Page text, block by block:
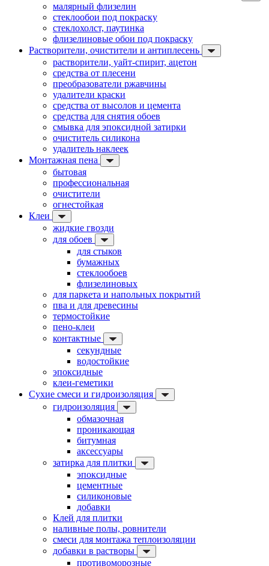
малярный флизелин
стеклообои под покраску
стеклохолст, паутинка
флизелиновые обои под покраску
Растворители, очистители и антиплесень
растворители, уайт-спирит, ацетон
средства от плесени
преобразователи ржавчины
удалители краски
средства от высолов и цемента
средства для снятия обоев
смывка для эпоксидной затирки
очиститель силикона
удалитель наклеек
Монтажная пена
бытовая
профессиональная
очистители
огнестойкая
Клеи
жидкие гвозди
для обоев
для стыков
бумажных
стеклообоев
флизелиновых
для паркета и напольных покрытий
пва и для древесины
термостойкие
пено-клеи
контактные
секундные
водостойкие
эпоксидные
клеи-геметики
Сухие смеси и гидроизоляция
гидроизоляция
обмазочная
проникающая
битумная
аксессуары
затирка для плитки
эпоксидные
цементные
силиконовые
добавки
Клей для плитки
наливные полы, ровнители
смеси для монтажа теплоизоляции
добавки в растворы
противоморозные